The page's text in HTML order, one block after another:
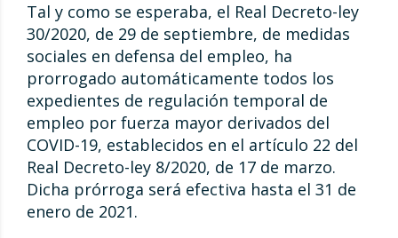
Tal y como se esperaba, el Real Decreto-ley
30/2020, de 29 de septiembre, de medidas
sociales en defensa del empleo, ha
prorrogado automáticamente todos los
expedientes de regulación temporal de
empleo por fuerza mayor derivados del
COVID-19, establecidos en el artículo 22 del
Real Decreto-ley 8/2020, de 17 de marzo.
Dicha prórroga será efectiva hasta el 31 de
enero de 2021.